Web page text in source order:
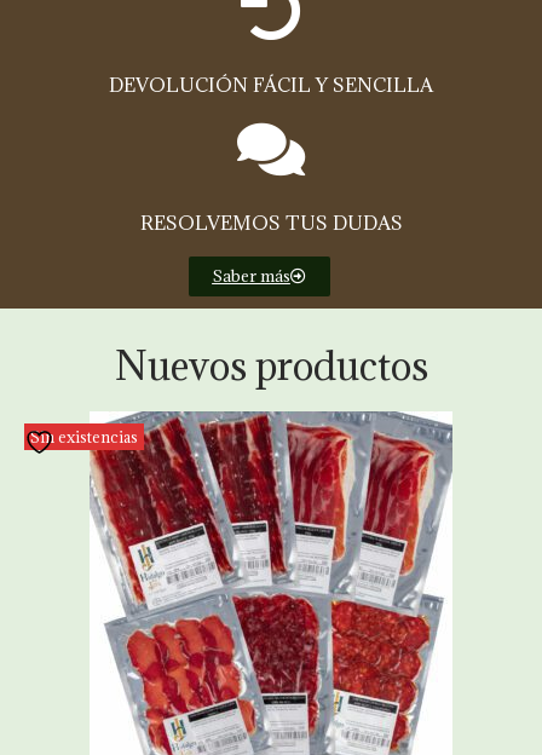
DEVOLUCIÓN FÁCIL Y SENCILLA
RESOLVEMOS TUS DUDAS
Saber más
Nuevos productos
Sin existencias